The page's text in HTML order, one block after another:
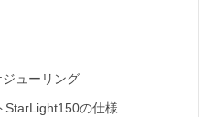
ューリング
StarLight150の仕様